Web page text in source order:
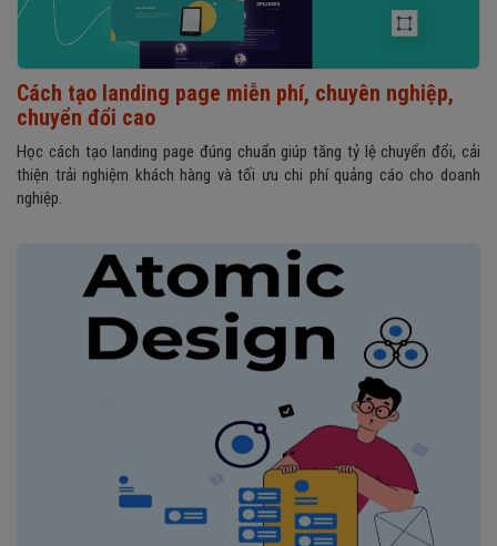
Cách tạo landing page miễn phí, chuyên nghiệp,
chuyển đổi cao
Học cách tạo landing page đúng chuẩn giúp tăng tỷ lệ chuyển đổi, cải
thiện trải nghiệm khách hàng và tối ưu chi phí quảng cáo cho doanh
nghiệp.